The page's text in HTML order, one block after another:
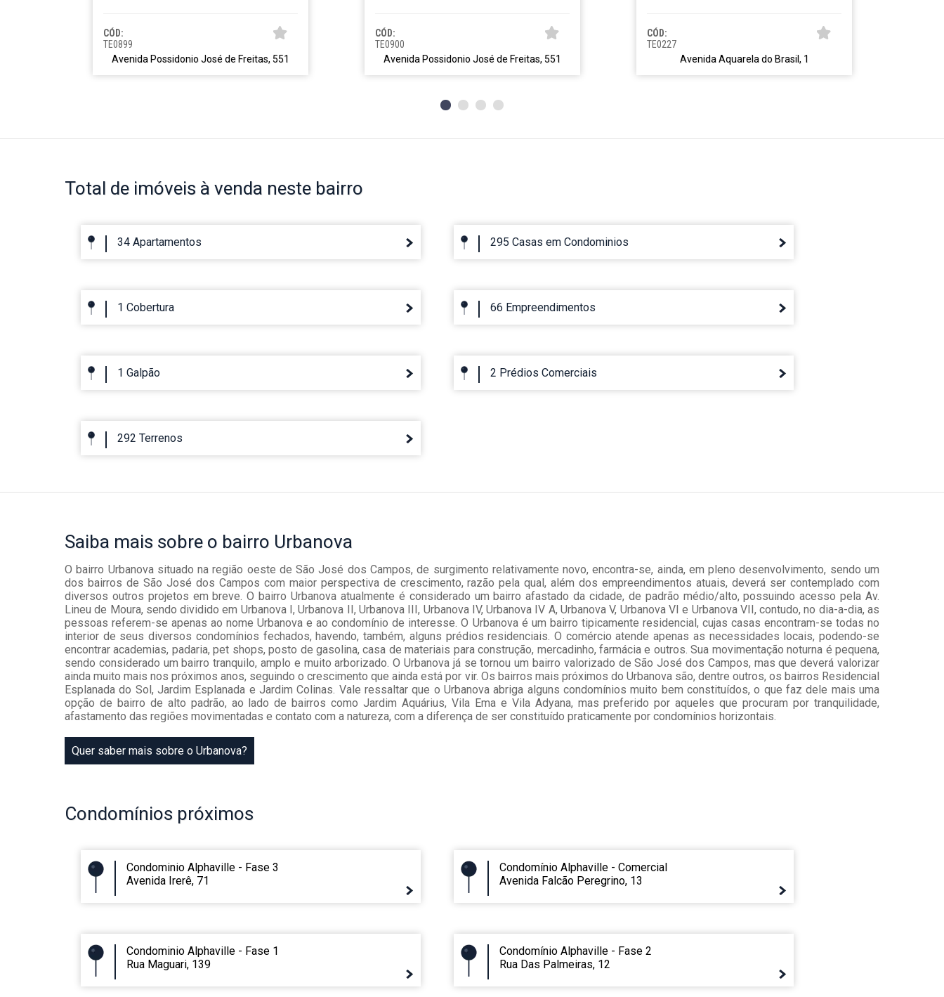
CÓD:
TE0899
Avenida Possidonio José de Freitas, 551
CÓD:
TE0900
Avenida Possidonio José de Freitas, 551
CÓD:
TE0227
Avenida Aquarela do Brasil, 1
Total de imóveis à venda neste bairro
34 Apartamentos 295 Casas em Condominios
1 Cobertura 66 Empreendimentos
1 Galpão 2 Prédios Comerciais
292 Terrenos
Saiba mais sobre o bairro Urbanova
O bairro Urbanova situado na região oeste de São José dos Campos, de surgimento relativamente novo, encontra-se, ainda, em pleno desenvolvimento, sendo um
dos bairros de São José dos Campos com maior perspectiva de crescimento, razão pela qual, além dos empreendimentos atuais, deverá ser contemplado com
diversos outros projetos em breve. O bairro Urbanova atualmente é considerado um bairro afastado da cidade, de padrão médio/alto, possuindo acesso pela Av.
Lineu de Moura, sendo dividido em Urbanova I, Urbanova II, Urbanova III, Urbanova IV, Urbanova IV A, Urbanova V, Urbanova VI e Urbanova VII, contudo, no dia-a-dia, as
pessoas referem-se apenas ao nome Urbanova e ao condomínio de interesse. O Urbanova é um bairro tipicamente residencial, cujas casas encontram-se todas no
interior de seus diversos condomínios fechados, havendo, também, alguns prédios residenciais. O comércio atende apenas as necessidades locais, podendo-se
encontrar academias, padaria, pet shops, posto de gasolina, casa de materiais para construção, mercadinho, farmácia e outros. Sua movimentação noturna é pequena,
sendo considerado um bairro tranquilo, amplo e muito arborizado. O Urbanova já se tornou um bairro valorizado de São José dos Campos, mas que deverá valorizar
ainda muito mais nos próximos anos, seguindo o crescimento que ainda está por vir. Os bairros mais próximos do Urbanova são, dentre outros, os bairros Residencial
Esplanada do Sol, Jardim Esplanada e Jardim Colinas. Vale ressaltar que o Urbanova abriga alguns condomínios muito bem constituídos, o que faz dele mais uma
opção de bairro de alto padrão, ao lado de bairros como Jardim Aquárius, Vila Ema e Vila Adyana, mas preferido por aqueles que procuram por tranquilidade,
afastamento das regiões movimentadas e contato com a natureza, com a diferença de ser constituído praticamente por condomínios horizontais.
Quer saber mais sobre o Urbanova?
Condomínios próximos
Condominio Alphaville - Fase 3
Avenida Irerê, 71
Condomínio Alphaville - Comercial
Avenida Falcão Peregrino, 13
Condominio Alphaville - Fase 1
Rua Maguari, 139
Condomínio Alphaville - Fase 2
Rua Das Palmeiras, 12